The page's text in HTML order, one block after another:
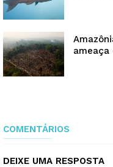
ameaça
COMENTÁRIOS
DEIXE UMA RESPOSTA